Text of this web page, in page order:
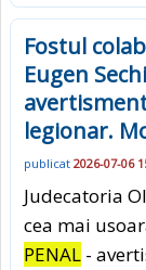
Fostul
Eugen
legionar.
publicat 2026-07-06
Judecatoria
cea mai
PENAL -